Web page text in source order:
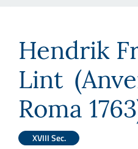
Hendrik
Lint
Roma
XVIII Sec.